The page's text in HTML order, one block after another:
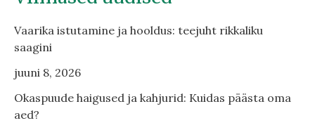
Vaarika istutamine ja hooldus: teejuht rikkaliku
saagini
juuni 8, 2026
Okaspuude haigused ja kahjurid: Kuidas päästa oma
aed?